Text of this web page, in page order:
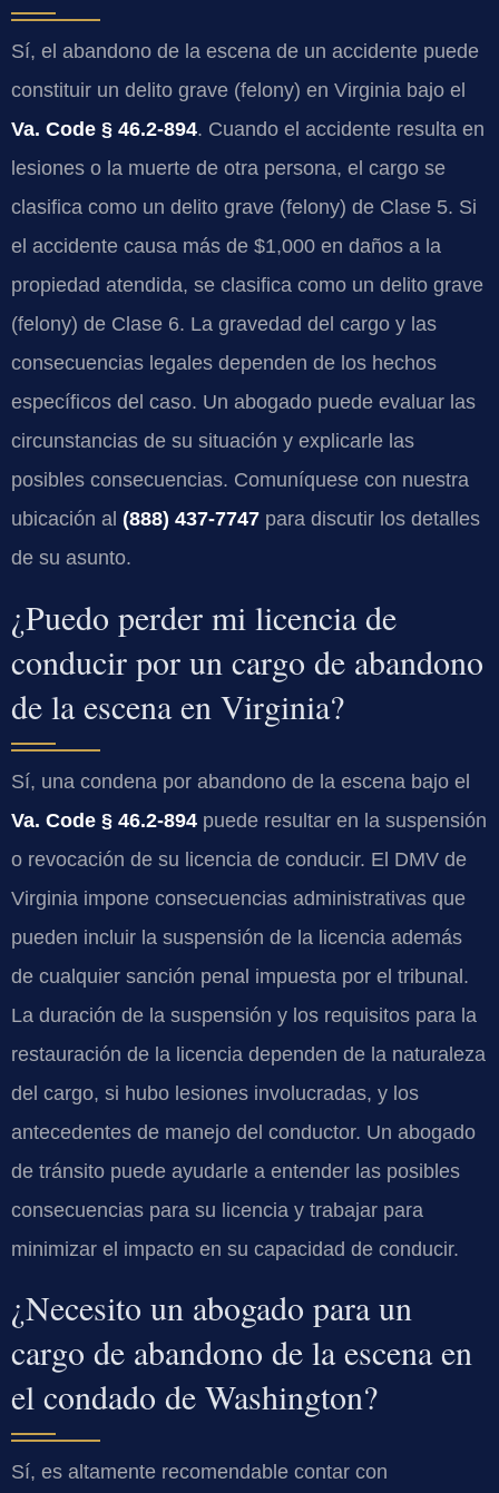
Sí, el abandono de la escena de un accidente puede
constituir un delito grave (felony) en Virginia bajo el
Va. Code § 46.2-894. Cuando el accidente resulta en
lesiones o la muerte de otra persona, el cargo se
clasifica como un delito grave (felony) de Clase 5. Si
el accidente causa más de $1,000 en daños a la
propiedad atendida, se clasifica como un delito grave
(felony) de Clase 6. La gravedad del cargo y las
consecuencias legales dependen de los hechos
específicos del caso. Un abogado puede evaluar las
circunstancias de su situación y explicarle las
posibles consecuencias. Comuníquese con nuestra
ubicación al (888) 437-7747 para discutir los detalles
de su asunto.
¿Puedo perder mi licencia de
conducir por un cargo de abandono
de la escena en Virginia?
Sí, una condena por abandono de la escena bajo el
Va. Code § 46.2-894 puede resultar en la suspensión
o revocación de su licencia de conducir. El DMV de
Virginia impone consecuencias administrativas que
pueden incluir la suspensión de la licencia además
de cualquier sanción penal impuesta por el tribunal.
La duración de la suspensión y los requisitos para la
restauración de la licencia dependen de la naturaleza
del cargo, si hubo lesiones involucradas, y los
antecedentes de manejo del conductor. Un abogado
de tránsito puede ayudarle a entender las posibles
consecuencias para su licencia y trabajar para
minimizar el impacto en su capacidad de conducir.
¿Necesito un abogado para un
cargo de abandono de la escena en
el condado de Washington?
Sí, es altamente recomendable contar con